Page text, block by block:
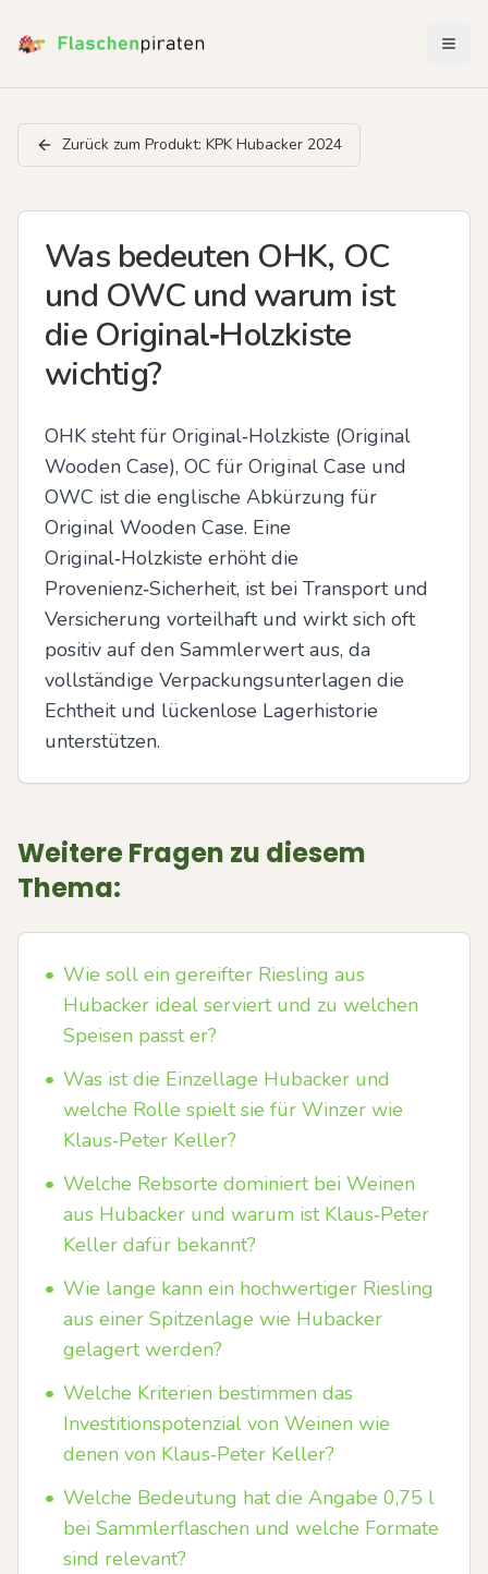
Zurück zum Produkt: KPK Hubacker 2024
Was bedeuten OHK, OC
und OWC und warum ist
die Original‑Holzkiste
wichtig?
OHK steht für Original‑Holzkiste (Original
Wooden Case), OC für Original Case und
OWC ist die englische Abkürzung für
Original Wooden Case. Eine
Original‑Holzkiste erhöht die
Provenienz‑Sicherheit, ist bei Transport und
Versicherung vorteilhaft und wirkt sich oft
positiv auf den Sammlerwert aus, da
vollständige Verpackungsunterlagen die
Echtheit und lückenlose Lagerhistorie
unterstützen.
Weitere Fragen zu diesem
Thema:
• Wie soll ein gereifter Riesling aus
Hubacker ideal serviert und zu welchen
Speisen passt er?
• Was ist die Einzellage Hubacker und
welche Rolle spielt sie für Winzer wie
Klaus‑Peter Keller?
• Welche Rebsorte dominiert bei Weinen
aus Hubacker und warum ist Klaus‑Peter
Keller dafür bekannt?
• Wie lange kann ein hochwertiger Riesling
aus einer Spitzenlage wie Hubacker
gelagert werden?
• Welche Kriterien bestimmen das
Investitionspotenzial von Weinen wie
denen von Klaus‑Peter Keller?
• Welche Bedeutung hat die Angabe 0,75 l
bei Sammlerflaschen und welche Formate
sind relevant?